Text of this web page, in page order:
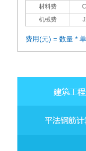
材料费
机械费
费用(元) = 数量 *